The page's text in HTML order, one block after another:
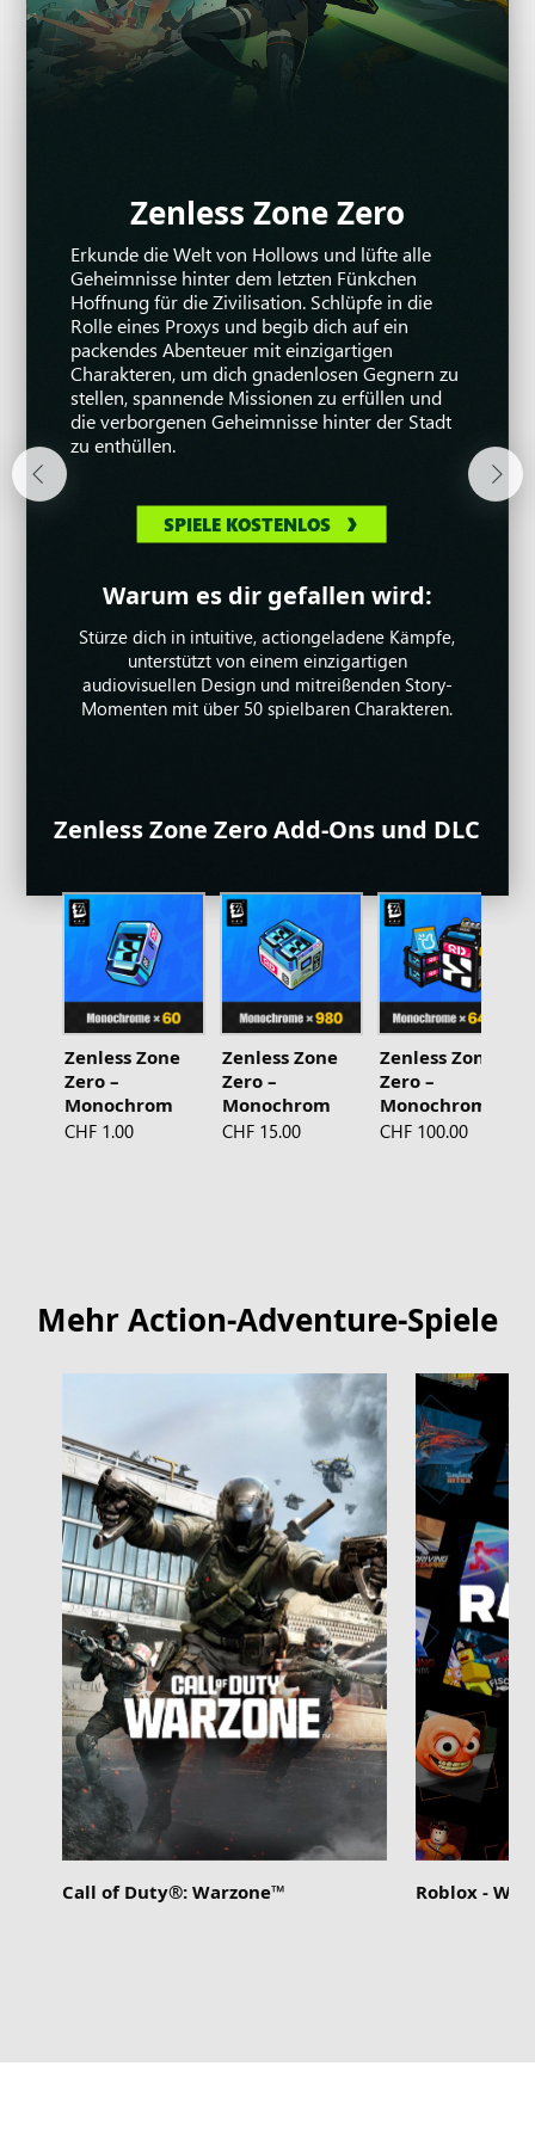
Zenless Zone Zero
Erkunde die Welt von Hollows und lüfte alle
Geheimnisse hinter dem letzten Fünkchen
Hoffnung für die Zivilisation. Schlüpfe in die
Rolle eines Proxys und begib dich auf ein
packendes Abenteuer mit einzigartigen
Charakteren, um dich gnadenlosen Gegnern zu
stellen, spannende Missionen zu erfüllen und
die verborgenen Geheimnisse hinter der Stadt
zu enthüllen.
SPIELE KOSTENLOS
Warum es dir gefallen wird:
Stürze dich in intuitive, actiongeladene Kämpfe,
unterstützt von einem einzigartigen
audiovisuellen Design und mitreißenden Story-
Momenten mit über 50 spielbaren Charakteren.
Warframe
Erwache als unaufhaltsame Macht in diesem
story-lastigen Koop-Action-Game und kämpfe
an der Seite deiner Freundinnen und Freunde –
und das komplett kostenlos! Befehlige
außerdem Dutzende verschiedener Warframes
mit einzigartigen Fähigkeiten, während du
gemeinsam mit anderen das Origin-System
verteidigst.
SPIELE KOSTENLOS
Erlebe volle Flexibilität beim Bewegen, Blicken
und Spielen! Warframe entwickelt sich mit neuen
Storys, Events, Anpassungsmöglichkeiten und
Gameplay-Elementen stetig weiter und sorgt so
für ein erfrischendes Spielerlebnis.
War Thunder
War Thunder ist das umfangreichste kostenlose
MMO-Spiel, das der Luftfahrt, gepanzerten
Fahrzeugen und Marineschiffen aus dem
Zweiten Weltkrieg und dem Kalten Krieg
gewidmet ist. Nimm an großen Schlachten teil
und kämpfe mit Millionen von Spielern aus der
ganzen Welt.
Beherrsche Land, Meer und Himmel in
modernsten Einheiten bis hin zu historischen
Innovationen des 20. Jahrhunderts. Nimm jetzt an
epischen Schlachten teil!
Zenless Zone Zero Add-Ons und DLC
Zenless Zone
Zero –
Monochrom
×60
CHF 1.00
Zenless Zone
Zero –
Monochrom
×980
CHF 15.00
Zenless Zone
Zero –
Monochrom
×6.480
CHF 100.00
Mehr Action-Adventure-Spiele
Call of Duty®: Warzone™ Roblox -